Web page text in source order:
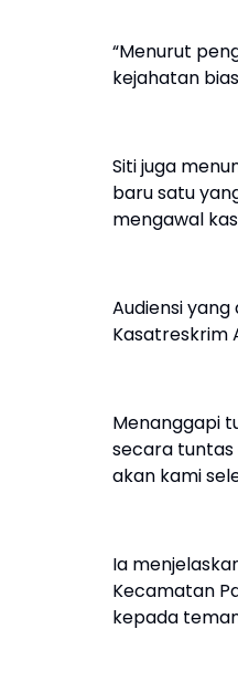
“Menurut
kejahatan
Siti juga
baru satu
mengawal
Audiensi
Kasatreskrim
Menanggapi
secara tuntas
akan kami
Ia
Kecamatan
kepada